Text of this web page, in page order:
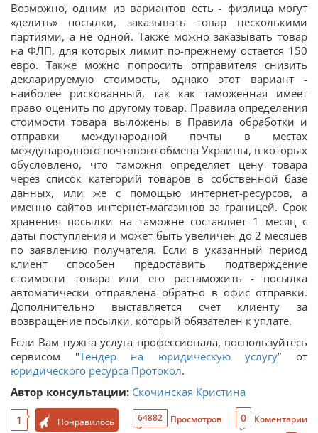
Возможно, одним из вариантов есть - физлица могут
«делить» посылки, заказывать товар несколькими
партиями, а не одной. Также можно заказывать товар
на ФЛП, для которых лимит по-прежнему остается 150
евро. Также можно попросить отправителя снизить
декларируемую стоимость, однако этот вариант -
наиболее рискованный, так как таможенная имеет
право оценить по другому товар. Правила определения
стоимости товара выложены в Правила обработки и
отправки международной почты в местах
международного почтового обмена Украины, в которых
обусловлено, что таможня определяет цену товара
через список категорий товаров в собственной базе
данных, или же с помощью интернет-ресурсов, а
именно сайтов интернет-магазинов за границей. Срок
хранения посылки на таможне составляет 1 месяц с
даты поступления и может быть увеличен до 2 месяцев
по заявлению получателя. Если в указанный период
клиент способен предоставить подтверждение
стоимости товара или его растаможить - посылка
автоматически отправлена обратно в офис отправки.
Дополнительно выставляется счет клиенту за
возвращение посылки, который обязателен к уплате.
Если Вам нужна услуга профессионала, воспользуйтесь
сервисом "Тендер на юридическую услугу” от
юридического ресурса Протокол.
Автор консультации: Скочинская Кристина
1 Понравилось 64882 Просмотров 0 Коментарии